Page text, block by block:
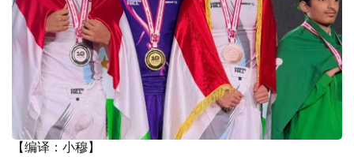
【编译：小穆】